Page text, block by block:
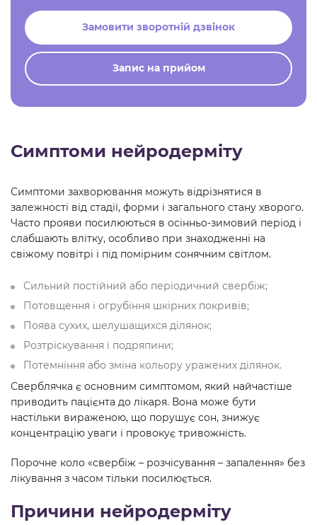
Замовити зворотній дзвінок
Запис на прийом
Симптоми нейродерміту
Симптоми захворювання можуть відрізнятися в
залежності від стадії, форми і загального стану хворого.
Часто прояви посилюються в осінньо-зимовий період і
слабшають влітку, особливо при знаходженні на
свіжому повітрі і під помірним сонячним світлом.
Сильний постійний або періодичний свербіж;
Потовщення і огрубіння шкірних покривів;
Поява сухих, шелушащихся ділянок;
Розтріскування і подряпини;
Потемніння або зміна кольору уражених ділянок.
Сверблячка є основним симптомом, який найчастіше
приводить пацієнта до лікаря. Вона може бути
настільки вираженою, що порушує сон, знижує
концентрацію уваги і провокує тривожність.
Порочне коло «свербіж – розчісування – запалення» без
лікування з часом тільки посилюється.
Причини нейродерміту